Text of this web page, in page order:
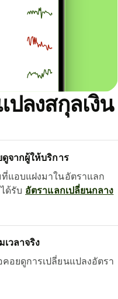
ลงสกุลเงิน
ดูจากผู้ให้บริการ
แอบแฝงมาในอัตราแลก
ด้รับ อัตราแลกเปลี่ยนกลาง
วลาจริง
อยดูการเปลี่ยนแปลงอัตรา